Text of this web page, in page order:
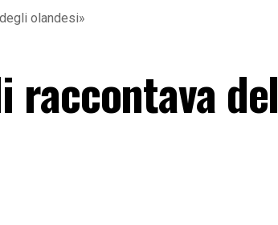
olandesi»
raccontava del